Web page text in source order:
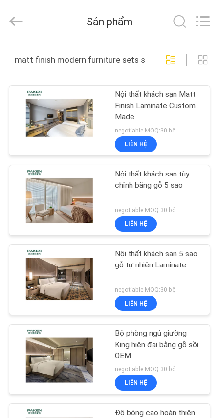
CÁC
SẢN
PHẨM
CHÚNG
THAM
QUAN
NHÀ
MÁY
KIỂM
CHẤT
LƯỢNG
LIÊN
HỆ
CHÚNG
Foshan
Paken
Ltd..
Reserved.
Sản phẩm
matt finish modern furniture sets sản xuất trực tuyến
Nội thất khách sạn Matt
Finish Laminate Custom
Made
negotiable MOQ:30 bộ
LIÊN HỆ
Nội thất khách sạn tùy
chỉnh bằng gỗ 5 sao
negotiable MOQ:30 bộ
LIÊN HỆ
Nội thất khách sạn 5 sao
gỗ tự nhiên Laminate
negotiable MOQ:30 bộ
LIÊN HỆ
Bộ phòng ngủ giường
King hiện đại bằng gỗ sồi
OEM
negotiable MOQ:30 bộ
LIÊN HỆ
Độ bóng cao hoàn thiện